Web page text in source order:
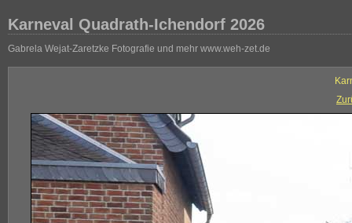
Karneval Quadrath-Ichendorf 2026
Gabrela Wejat-Zaretzke Fotografie und mehr www.weh-zet.de